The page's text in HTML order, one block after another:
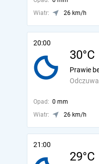
Wiatr:
26 km/h
20:00
30°C
Prawie
Opad: 0 mm
Wiatr:
26 km/h
21:00
29°C